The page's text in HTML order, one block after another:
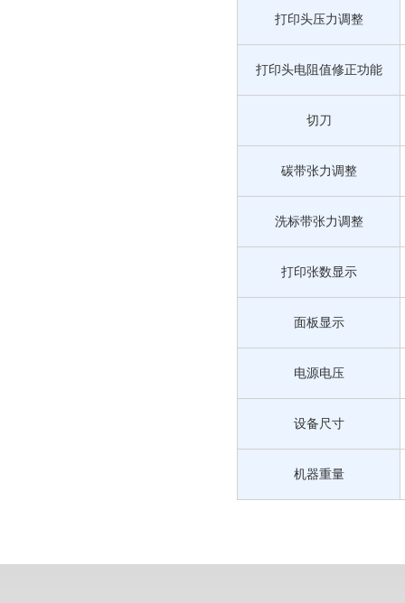
打印头压力调整
打印头电阻值修正功能
切刀
碳带张力调整
洗标带张力调整
打印张数显示
面板显示
电源电压
设备尺寸
机器重量